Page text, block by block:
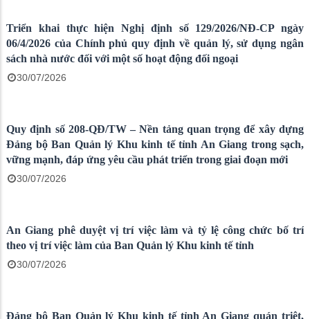
Ban Quản lý Khu kinh tế siết chặt kỷ cương, tháo gỡ khó khăn
cho doanh nghiệp ngay từ cơ sở
03/08/2026